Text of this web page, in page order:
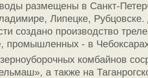
размещены в Санкт-
Липецке,
создано производство
промышленных - в
комбайнов
а также на